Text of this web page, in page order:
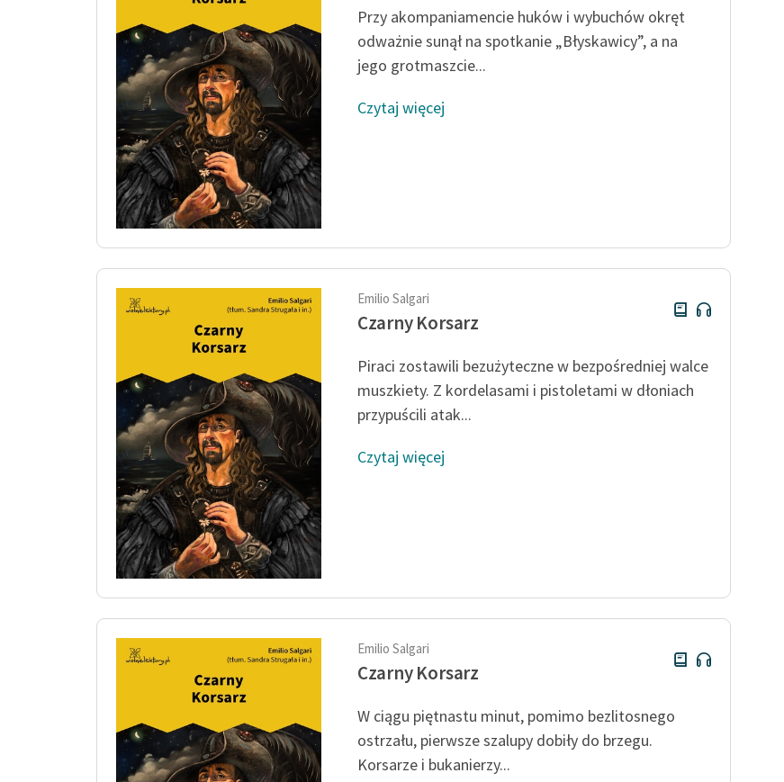
Przy akompaniamencie huków i wybuchów okręt
odważnie sunął na spotkanie „Błyskawicy”, a na
jego grotmaszcie...
Czytaj więcej
Emilio Salgari
Czarny Korsarz
Piraci zostawili bezużyteczne w bezpośredniej walce
muszkiety. Z kordelasami i pistoletami w dłoniach
przypuścili atak...
Czytaj więcej
Emilio Salgari
Czarny Korsarz
W ciągu piętnastu minut, pomimo bezlitosnego
ostrzału, pierwsze szalupy dobiły do brzegu.
Korsarze i bukanierzy...